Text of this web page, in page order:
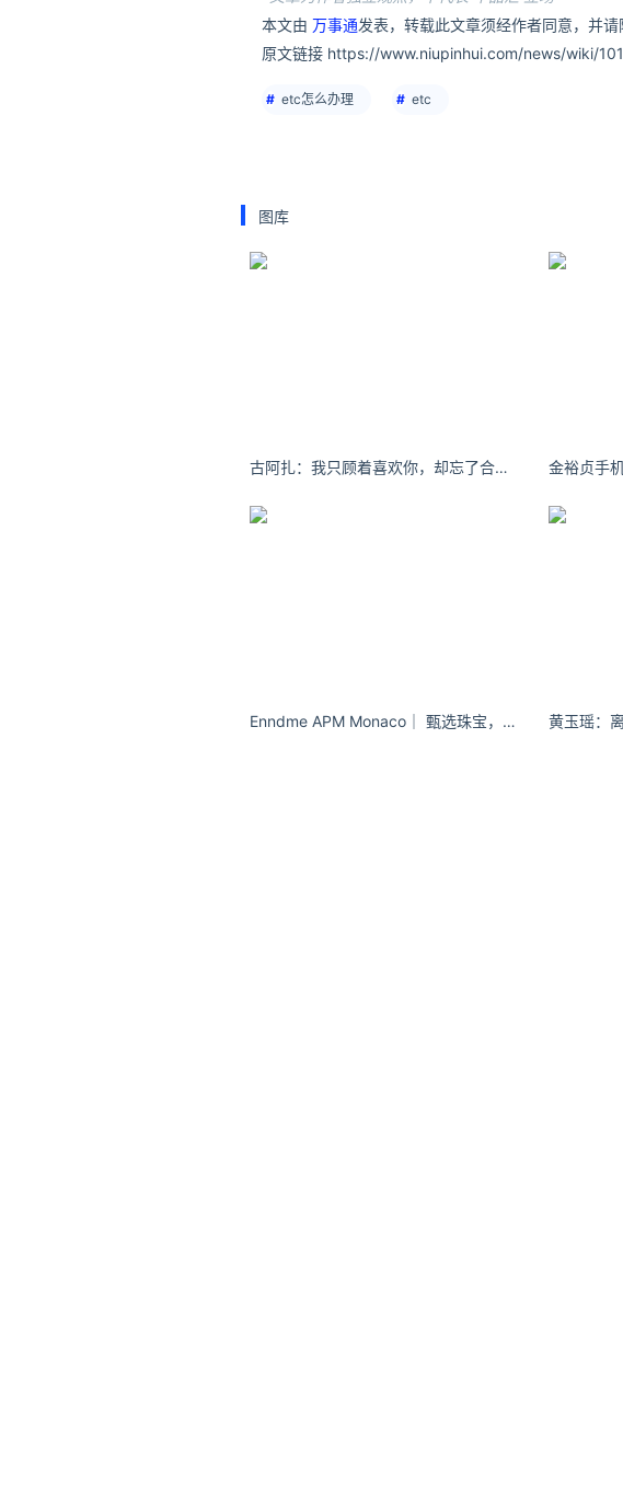
本文由 万事通发表，转载此文章须经作者同意，并请
原文链接 https://www.niupinhui.com/news/wiki/
etc怎么办理 etc
图库
古阿扎：我只顾着喜欢你，却忘了合适。
Enndme APM Monaco｜ 甄选珠宝，给自己与爱人，一个节日告白。- 小红书